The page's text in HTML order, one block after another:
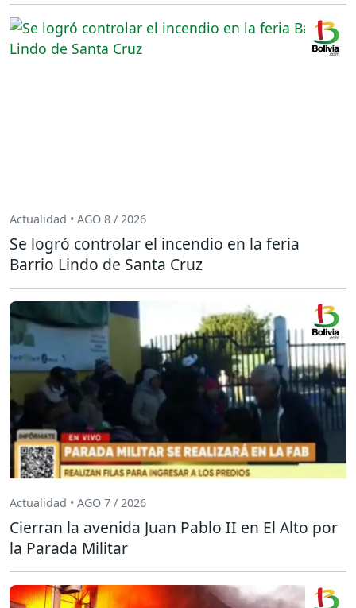
Actualidad • AGO 8 / 2026
Se logró controlar el incendio en la feria
Barrio Lindo de Santa Cruz
Actualidad • AGO 7 / 2026
Cierran la avenida Juan Pablo II en El Alto por
la Parada Militar